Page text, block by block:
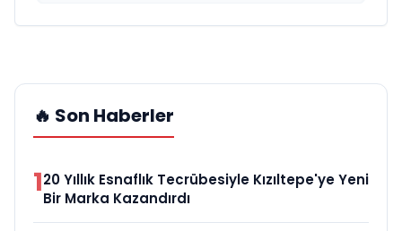
🔥 Son Haberler
120 Yıllık Esnaflık Tecrübesiyle Kızıltepe'ye Yeni
Bir Marka Kazandırdı